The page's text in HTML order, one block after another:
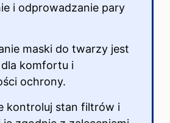
i odprowadzanie pary
maski do twarzy jest
komfortu i
ochrony.
kontroluj stan filtrów i